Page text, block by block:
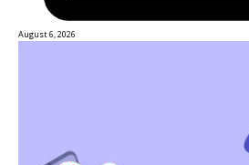
August 6, 2026